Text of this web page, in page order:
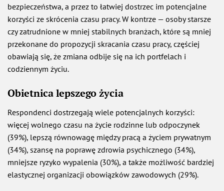
bezpieczeństwa, a przez to łatwiej dostrzec im potencjalne
korzyści ze skrócenia czasu pracy. W kontrze — osoby starsze
czy zatrudnione w mniej stabilnych branżach, które są mniej
przekonane do propozycji skracania czasu pracy, częściej
obawiają się, że zmiana odbije się na ich portfelach i
codziennym życiu.
Obietnica lepszego życia
Respondenci dostrzegają wiele potencjalnych korzyści:
więcej wolnego czasu na życie rodzinne lub odpoczynek
(39%), lepszą równowagę między pracą a życiem prywatnym
(34%), szansę na poprawę zdrowia psychicznego (34%),
mniejsze ryzyko wypalenia (30%), a także możliwość bardziej
elastycznej organizacji obowiązków zawodowych (29%).